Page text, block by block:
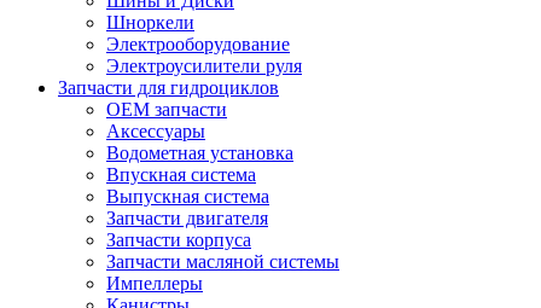
Шноркели
Электрооборудование
Электроусилители руля
Запчасти для гидроциклов
OEM запчасти
Аксессуары
Водометная установка
Впускная система
Выпускная система
Запчасти двигателя
Запчасти корпуса
Запчасти масляной системы
Импеллеры